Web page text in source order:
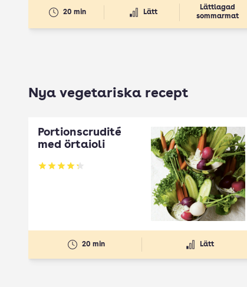
20 min Lätt
Lättlagad
sommarmat
Nya vegetariska recept
Portionscrudité
med örtaioli
Betyg: 4.27 av 5
20 min Lätt